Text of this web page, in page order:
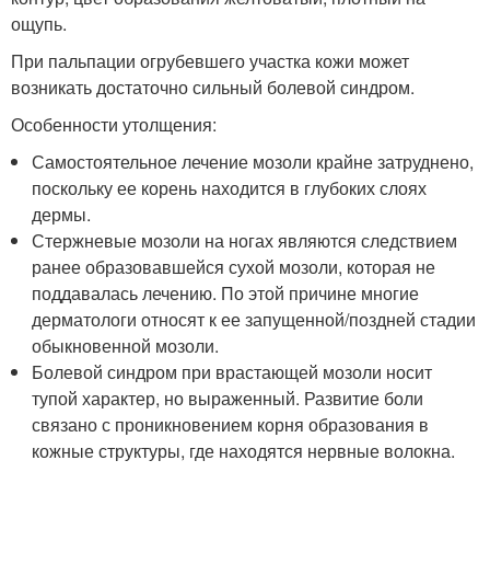
ощупь.
При пальпации огрубевшего участка кожи может
возникать достаточно сильный болевой синдром.
Особенности утолщения:
Самостоятельное лечение мозоли крайне затруднено,
поскольку ее корень находится в глубоких слоях
дермы.
Стержневые мозоли на ногах являются следствием
ранее образовавшейся сухой мозоли, которая не
поддавалась лечению. По этой причине многие
дерматологи относят к ее запущенной/поздней стадии
обыкновенной мозоли.
Болевой синдром при врастающей мозоли носит
тупой характер, но выраженный. Развитие боли
связано с проникновением корня образования в
кожные структуры, где находятся нервные волокна.